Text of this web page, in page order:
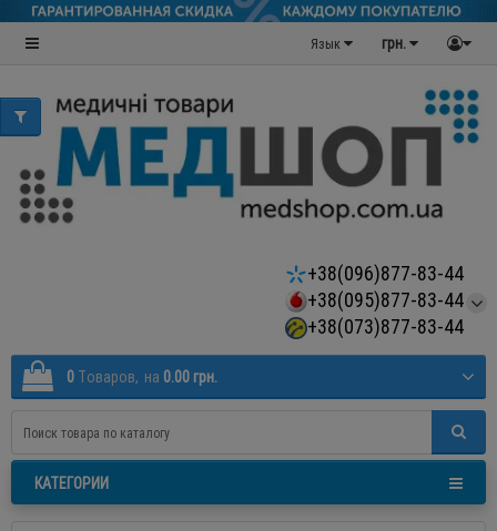
грн.
Язык
+38(096)877-83-44
+38(095)877-83-44
+38(073)877-83-44
0 Tоваров, на 0.00 грн.
КАТЕГОРИИ